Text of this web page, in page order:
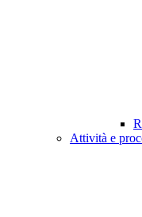
Attività e